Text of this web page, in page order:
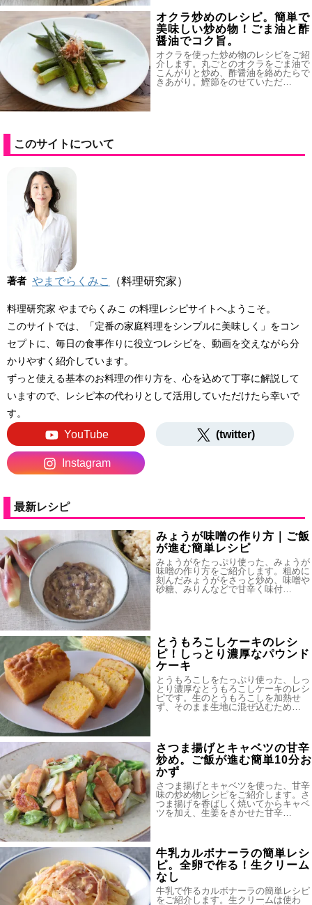
オクラ炒めのレシピ。簡単で
美味しい炒め物！ごま油と酢
醤油でコク旨。
オクラを使った炒め物のレシピをご紹
介します。丸ごとのオクラをごま油で
こんがりと炒め、酢醤油を絡めたらで
きあがり。鰹節をのせていただ…
このサイトについて
著者 やまでらくみこ （料理研究家）
料理研究家 やまでらくみこ の料理レシピサイトへようこそ。
このサイトでは、「定番の家庭料理をシンプルに美味しく」をコン
セプトに、毎日の食事作りに役立つレシピを、動画を交えながら分
かりやすく紹介しています。
ずっと使える基本のお料理の作り方を、心を込めて丁寧に解説して
いますので、レシピ本の代わりとして活用していただけたら幸いで
す。
YouTube (twitter)
Instagram
最新レシピ
みょうが味噌の作り方｜ご飯
が進む簡単レシピ
みょうがをたっぷり使った、みょうが
味噌の作り方をご紹介します。粗めに
刻んだみょうがをさっと炒め、味噌や
砂糖、みりんなどで甘辛く味付…
とうもろこしケーキのレシ
ピ！しっとり濃厚なパウンド
ケーキ
とうもろこしをたっぷり使った、しっ
とり濃厚なとうもろこしケーキのレシ
ピです。生のとうもろこしを加熱せ
ず、そのまま生地に混ぜ込むため…
さつま揚げとキャベツの甘辛
炒め。ご飯が進む簡単10分お
かず
さつま揚げとキャベツを使った、甘辛
味の炒め物レシピをご紹介します。さ
つま揚げを香ばしく焼いてからキャベ
ツを加え、生姜をきかせた甘辛…
牛乳カルボナーラの簡単レシ
ピ。全卵で作る！生クリーム
なし
牛乳で作るカルボナーラの簡単レシピ
をご紹介します。生クリームは使わ